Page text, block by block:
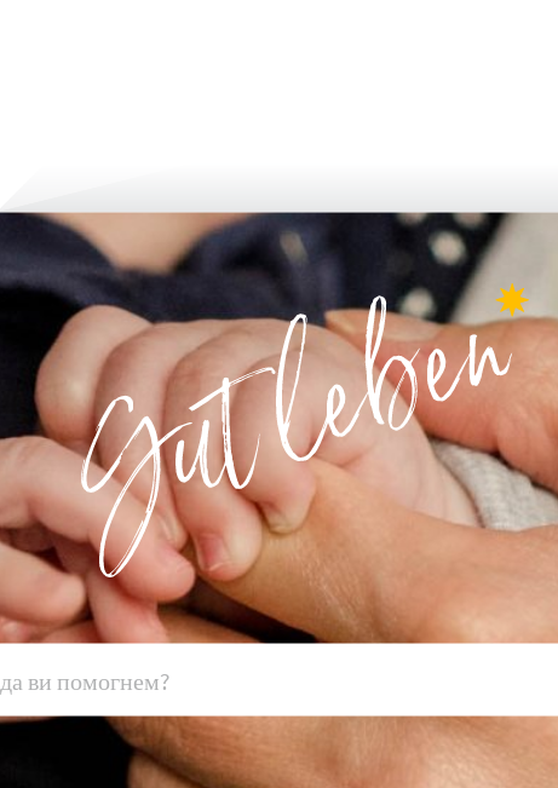
и кандидатстване израстване и развитие